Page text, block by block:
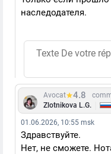
наследодателя.
Avocat 4.8
Zlotnikova L.G.
01.06.2026, 10:55 msk
Здравствуйте.
Нет, не сможете.